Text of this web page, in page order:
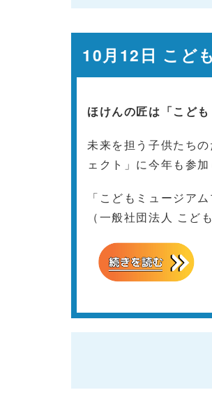
10月12日 こど
ほけんの匠は「こど
未来を担う子供たち
ェクト」に今年も参加
「こどもミュージア
（一般社団法人 こど